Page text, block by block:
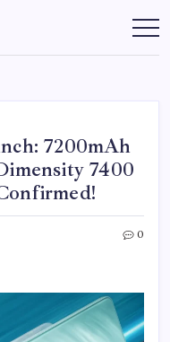
7200mAh
7400
0